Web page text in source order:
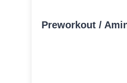
Preworkout /